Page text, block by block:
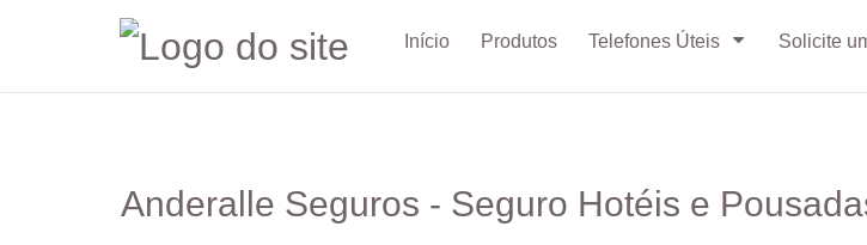
Início Produtos Telefones Úteis Solicite
Anderalle Seguros - Seguro Hotéis e